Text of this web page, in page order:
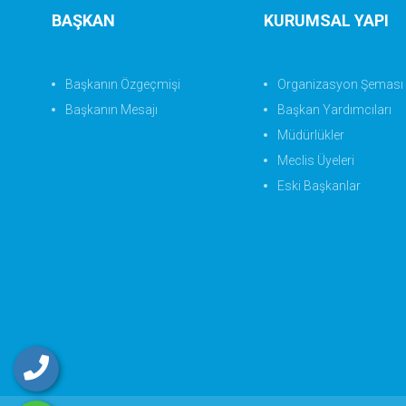
BAŞKAN
Başkanın Özgeçmişi
Başkanın Mesajı
KURUMSAL YAPI
Organizasyon Şeması
Başkan Yardımcıları
Müdürlükler
Meclis Üyeleri
Eski Başkanlar